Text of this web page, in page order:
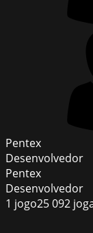
Pentex
Desenvolvedor
Pentex
Desenvolvedor
1 jogo25 092